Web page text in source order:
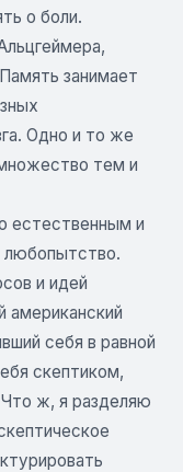
о боли.
занимает
Одно и то же
тем и
естественным и
и идей
американский
себя в равной
скептиком,
ж, я разделяю